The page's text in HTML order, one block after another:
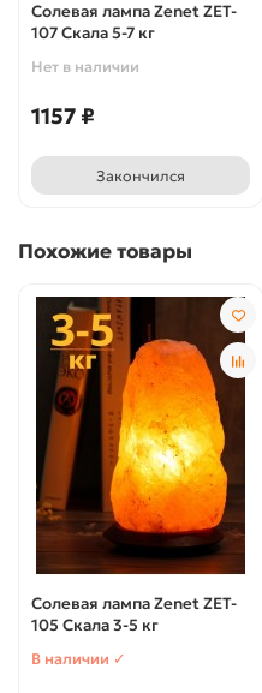
Солевая лампа Zenet ZET-
107 Скала 5-7 кг
Нет в наличии
1157 ₽
Закончился
Похожие товары
Солевая лампа Zenet ZET-
105 Скала 3-5 кг
В наличии ✓